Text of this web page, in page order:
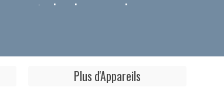
contre les chocs, eau, boue ...
vous voulez quand vous voulez grâce à sa
Plus d'Appareils